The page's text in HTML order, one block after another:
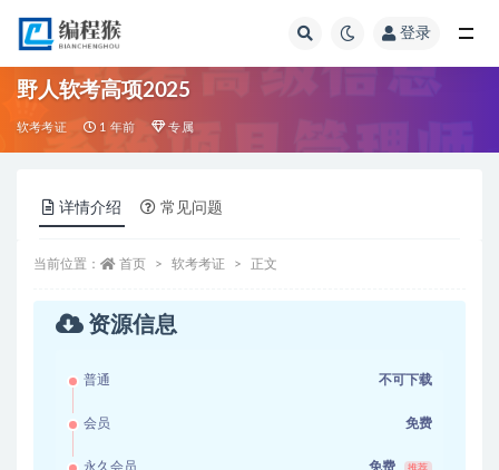
登录
野人软考高项2025
软考考证 1 年前 专属
详情介绍 常见问题
当前位置： 首页 软考考证 正文
资源信息
普通 不可下载
会员 免费
永久会员 免费